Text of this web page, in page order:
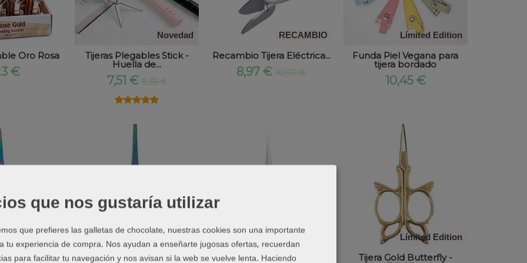
Oro Rosa
€
Novedad
Tijeras Plegables Stick -
Huella de...
7,51 € 8,35 €
★★★★★
★★★★★
RECAMBIO
Recambio Tijera Eléctrica...
8,97 €10,97 €
Límited Edition
Funda Piel Vegana para
tijera bordado
10,45 €
Edition
Rainbow-
Límited Edition
Tijera Eiffel Rainbow-
Límited Edition
Tijera Rainbow - Edición
Límited Edition
Tijera Gold Butterfly -
que nos gustaría utilizar
que prefieres las galletas de chocolate, nuestras cookies son una importante
tu experiencia de compra. Nos ayudan a enseñarte jugosas ofertas, recuerdan
para facilitar tu navegación y nos avisan si la web se vuelve lenta. Haciendo